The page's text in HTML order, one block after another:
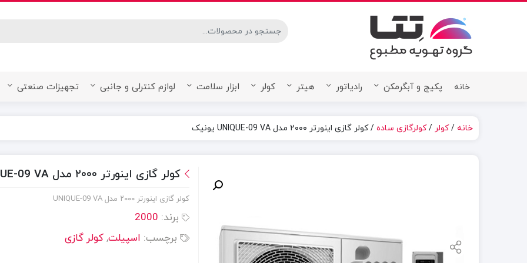
page. Touch device users, explore by touch or with swipe gestures.
خانه پکیج و آبگرمکن رادیاتور هیتر کولر ابزار سلامت لوازم کنترلی و جانبی تجهیزات صنعتی
خانه /کولر /کولرگازی ساده / کولر گازی اینورتر ۲۰۰۰ مدل UNIQUE-09 VA یونیک
کولر گازی اینورتر ۲۰۰۰ مدل UNIQUE-09 VA یونیک
کولر گازی اینورتر ۲۰۰۰ مدل UNIQUE-09 VA
برند: 2000
برچسب: اسپیلت, کولر گازی